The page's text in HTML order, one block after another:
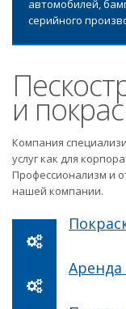
автомобилей,
серийного
и
Компания
услуг как для
Профессионализм и
нашей компании.
Аренда